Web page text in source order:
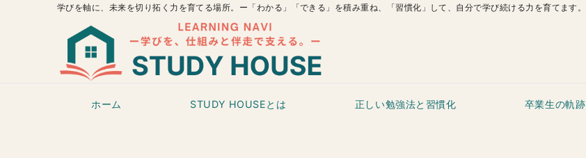
学びを軸に、未来を切り拓く力を育てる場所。ー「わかる」「できる」を積み重ね、「習慣化」して、自分で学び続ける力を育てます。
ホーム STUDY HOUSEとは 正しい勉強法と習慣化 卒業生の軌跡